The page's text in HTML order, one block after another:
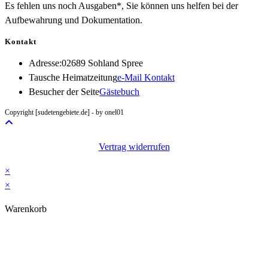
Es fehlen uns noch Ausgaben*, Sie können uns helfen bei der
Aufbewahrung und Dokumentation.
Kontakt
Adresse:02689 Sohland Spree
Tausche Heimatzeitunge-Mail KontaktOpens
Besucher der SeiteGästebuch
Copyright [sudetengebiete.de] - by onel01
Vertrag widerrufen
×
×
Warenkorb